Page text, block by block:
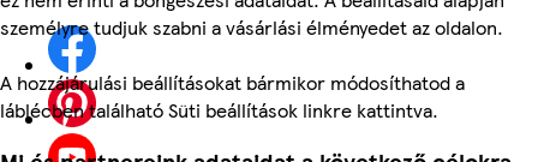
személyre tudjuk szabni a vásárlási élményedet az oldalon.
A hozzájárulási beállításokat bármikor módosíthatod a
láblécben található Süti beállítások linkre kattintva.